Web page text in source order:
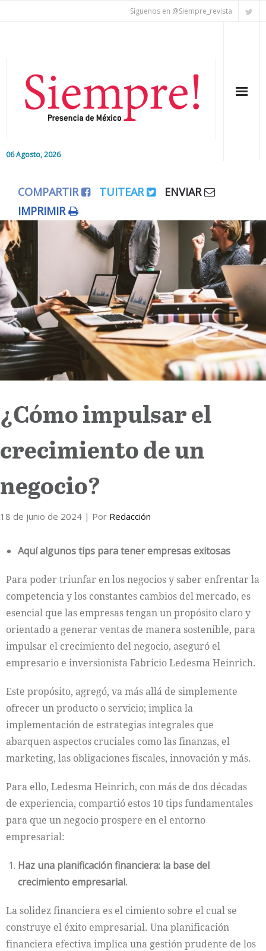
Síguenos en @Siempre_revista
06 Agosto, 2026
Editorial
Internacional
Cultura
COMPARTIR TUITEAR
ENVIAR
IMPRIMIR
¿Cómo impulsar el
crecimiento de un
negocio?
18 de junio de 2024 | Por Redacción
Aquí algunos tips para tener empresas exitosas
Para poder triunfar en los negocios y saber enfrentar la
competencia y los constantes cambios del mercado, es
esencial que las empresas tengan un propósito claro y
orientado a generar ventas de manera sostenible, para
impulsar el crecimiento del negocio, aseguró el
empresario e inversionista Fabricio Ledesma Heinrich.
Este propósito, agregó, va más allá de simplemente
ofrecer un producto o servicio; implica la
implementación de estrategias integrales que
abarquen aspectos cruciales como las finanzas, el
marketing, las obligaciones fiscales, innovación y más.
Para ello, Ledesma Heinrich, con más de dos décadas
de experiencia, compartió estos 10 tips fundamentales
para que un negocio prospere en el entorno
empresarial:
Haz una planificación financiera: la base del
crecimiento empresarial.
La solidez financiera es el cimiento sobre el cual se
construye el éxito empresarial. Una planificación
financiera efectiva implica una gestión prudente de los